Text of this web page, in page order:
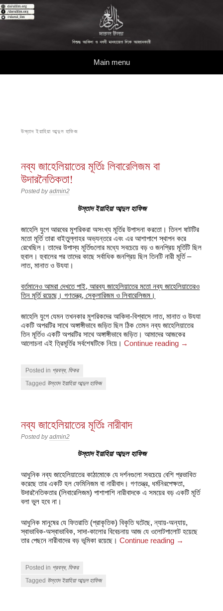
বিশুদ্ধ আকিদা ও নববী মানহাজের দিকে আহ্বানকারী
Main menu
উস্তাদ ইয়াহিয়া আব্দুল হাফিজ
নব্য জাহেলিয়াতের মূর্তিঃ লিবারেলিজম বা
উদারনৈতিকতা!
Posted byadmin2
উস্তাদ ইয়াহিয়া আব্দুল হাফিজ
জাহেলি যুগে আরবের মুশরিকরা অসংখ্য মূর্তির উপাসনা করতো। তিনশ ষাটটির
মতো মূর্তি তারা বাইতুল্লাহর অভ্যন্তরে এবং এর আশাপাশে স্থাপন করে
রেখেছিল। তাদের উপাস্য মূর্তিগুলোর মধ্যে সবচেয়ে বড় ও জনপ্রিয় মূর্তিটি ছিল
হুবাল। হুবালের পর তাদের কাছে সর্বাধিক জনপ্রিয় ছিল তিনটি নারী মূর্তি –
লাত, মানাত ও উযযা।
বর্তমানেও আমরা দেখতে পাই, আরব্য জাহেলিয়াতের মতো নব্য জাহেলিয়াতেরও
তিন মূর্তি রয়েছে। গণতন্ত্র, সেকুলারিজম ও লিবারেলিজম।
জাহেলি যুগে যেমন তখনকার মুশরিকদের আকিদা-বিশ্বাসে লাত, মানাত ও উযযা
একটি অপরটির সাথে অঙ্গাঙ্গীভাবে জড়িত ছিল ঠিক তেমন নব্য জাহেলিয়াতের
তিন মূর্তিও একটি অপরটির সাথে অঙ্গাঙ্গীভাবে জড়িত। আমাদের আজকের
আলোচনা এই ত্রিমূর্তির সর্বশেষটিকে নিয়ে। Continue reading →
Posted in প্রবন্ধ, ফিকর
Tagged উস্তাদ ইয়াহিয়া আব্দুল হাফিজ
নব্য জাহেলিয়াতের মূর্তিঃ নারীবাদ
Posted byadmin2
উস্তাদ ইয়াহিয়া আব্দুল হাফিজ
আধুনিক নব্য জাহেলিয়াতের কাঠামোকে যে দর্শনগুলো সবচেয়ে বেশি প্রভাবিত
করেছে তার একটি হল ফেমিনিজম বা নারীবাদ। গণতন্ত্র, ধর্মনিরপেক্ষতা,
উদারনৈতিকতার (লিবারেলিজম) পাশাপাশি নারীবাদকে এ সময়ের বড় একটি মূর্তি
বলা ভুল হবে না।
আধুনিক মানুষের যে ফিতরাতি (প্রাকৃতিক) বিকৃতি ঘটেছে, ন্যায়-অন্যায়,
স্বাভাবিক-অস্বাভাবিক, সাদা-কালোর বিবেচনায় আজ যে ওলোটপালোট হয়েছে
তার পেছনে নারীবাদের বড় ভূমিকা রয়েছে।Continue reading →
Posted in প্রবন্ধ, ফিকর
Tagged উস্তাদ ইয়াহিয়া আব্দুল হাফিজ